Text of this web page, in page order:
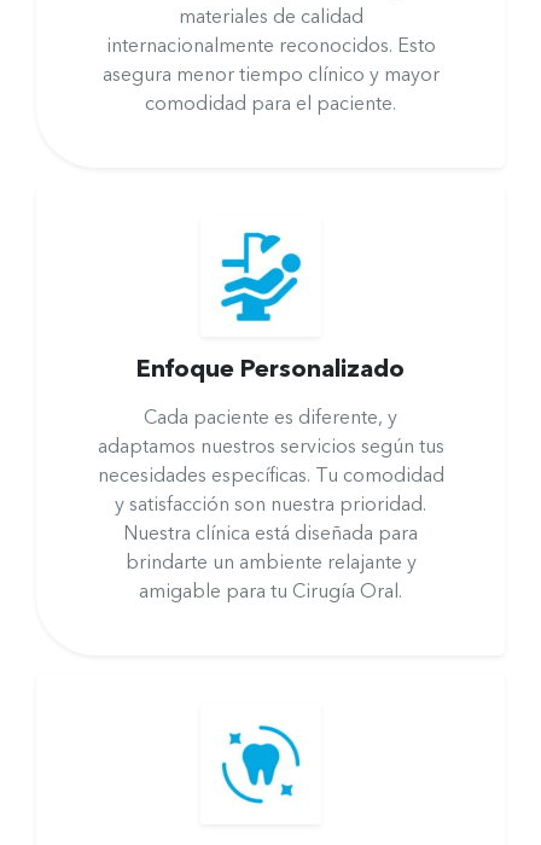
materiales de calidad
internacionalmente reconocidos. Esto
asegura menor tiempo clínico y mayor
comodidad para el paciente.
Enfoque Personalizado
Cada paciente es diferente, y
adaptamos nuestros servicios según tus
necesidades específicas. Tu comodidad
y satisfacción son nuestra prioridad.
Nuestra clínica está diseñada para
brindarte un ambiente relajante y
amigable para tu Cirugía Oral.